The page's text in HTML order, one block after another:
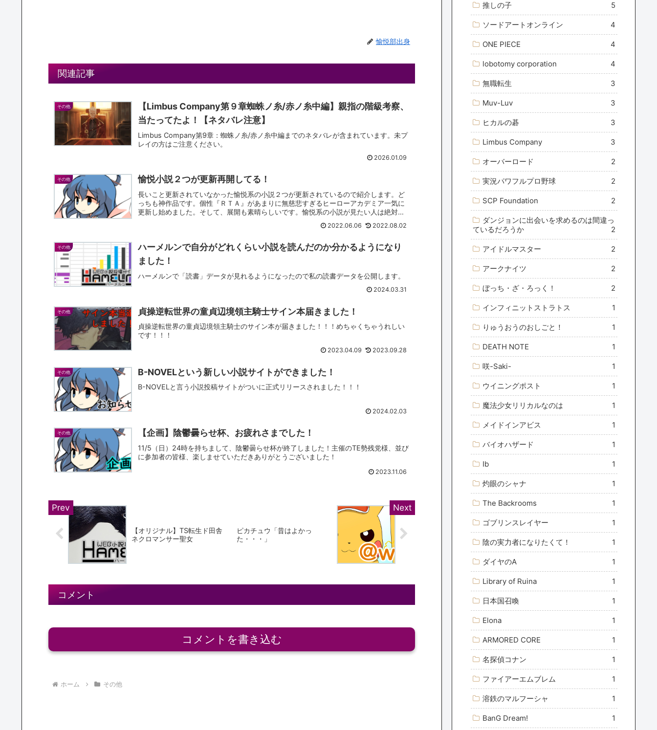
愉悦部出身
関連記事
その他
【Limbus Company第９章蜘蛛ノ糸/赤ノ糸中編】親指の階級考察、
当たってたよ！【ネタバレ注意】
Limbus Company第9章：蜘蛛ノ糸/赤ノ糸中編までのネタバレが含まれています。未プ
レイの方はご注意ください。
2026.01.09
その他 愉悦小説２つが更新再開してる！
長いこと更新されていなかった愉悦系の小説２つが更新されているので紹介します。ど
っちも神作品です。個性『ＲＴＡ』があまりに無慈悲すぎるヒーローアカデミア一気に
更新し始めました。そして、展開も素晴らしいです。愉悦系の小説が見たい人は絶対に
2022.06.06 2022.08.02
その他
ハーメルンで自分がどれくらい小説を読んだのか分かるようになり
ました！
ハーメルンで「読書」データが見れるようになったので私の読書データを公開します。
2024.03.31
その他 貞操逆転世界の童貞辺境領主騎士サイン本届きました！
貞操逆転世界の童貞辺境領主騎士のサイン本が届きました！！！めちゃくちゃうれしい
です！！！
2023.04.09 2023.09.28
その他 B-NOVELという新しい小説サイトができました！
B-NOVELと言う小説投稿サイトがついに正式リリースされました！！！
2024.02.03
その他 【企画】陰鬱曇らせ杯、お疲れさまでした！
11/5（日）24時を持ちまして、陰鬱曇らせ杯が終了しました！主催のTE勢残党様、並び
に参加者の皆様、楽しませていただきありがとうございました！
2023.11.06
【オリジナル】TS転生ド田舎
ネクロマンサー聖女
ピカチュウ「昔はよかっ
た・・・」
コメント
コメントを書き込む
ホーム その他
推しの子 5
ソードアートオンライン 4
ONE PIECE 4
lobotomy corporation 4
無職転生 3
Muv-Luv 3
ヒカルの碁 3
Limbus Company 3
オーバーロード 2
実況パワフルプロ野球 2
SCP Foundation 2
ダンジョンに出会いを求めるのは間違っ
ているだろうか
2
アイドルマスター 2
アークナイツ 2
ぼっち・ざ・ろっく！ 2
インフィニットストラトス 1
りゅうおうのおしごと！ 1
DEATH NOTE 1
咲-Saki- 1
ウイニングポスト 1
魔法少女リリカルなのは 1
メイドインアビス 1
バイオハザード 1
Ib 1
灼眼のシャナ 1
The Backrooms 1
ゴブリンスレイヤー 1
陰の実力者になりたくて！ 1
ダイヤのA 1
Library of Ruina 1
日本国召喚 1
Elona 1
ARMORED CORE 1
名探偵コナン 1
ファイアーエムブレム 1
溶鉄のマルフーシャ 1
BanG Dream! 1